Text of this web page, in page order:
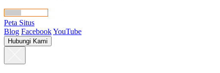
Peta Situs
Blog FacebookYouTube
Hubungi Kami